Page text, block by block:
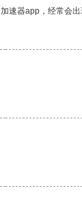
器app，经常会出